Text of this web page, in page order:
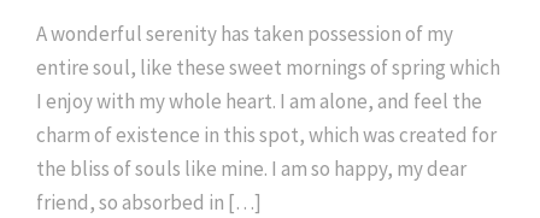
A wonderful serenity has taken possession of my
entire soul, like these sweet mornings of spring which
I enjoy with my whole heart. I am alone, and feel the
charm of existence in this spot, which was created for
the bliss of souls like mine. I am so happy, my dear
friend, so absorbed in […]